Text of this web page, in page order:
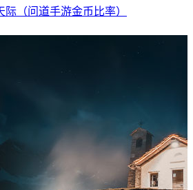
（问道手游金币比率）